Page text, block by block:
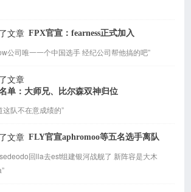
文章 FPX官宣：fearness正式加入
公司唯一一个中国选手 经纪公司帮他搞的吧”
文章
单：大师兄、比尔森双神归位
队不在意成绩的”
文章 FLY官宣aphromoo等五名选手离队
回lla去est组建银河战舰了 新阵容是大木